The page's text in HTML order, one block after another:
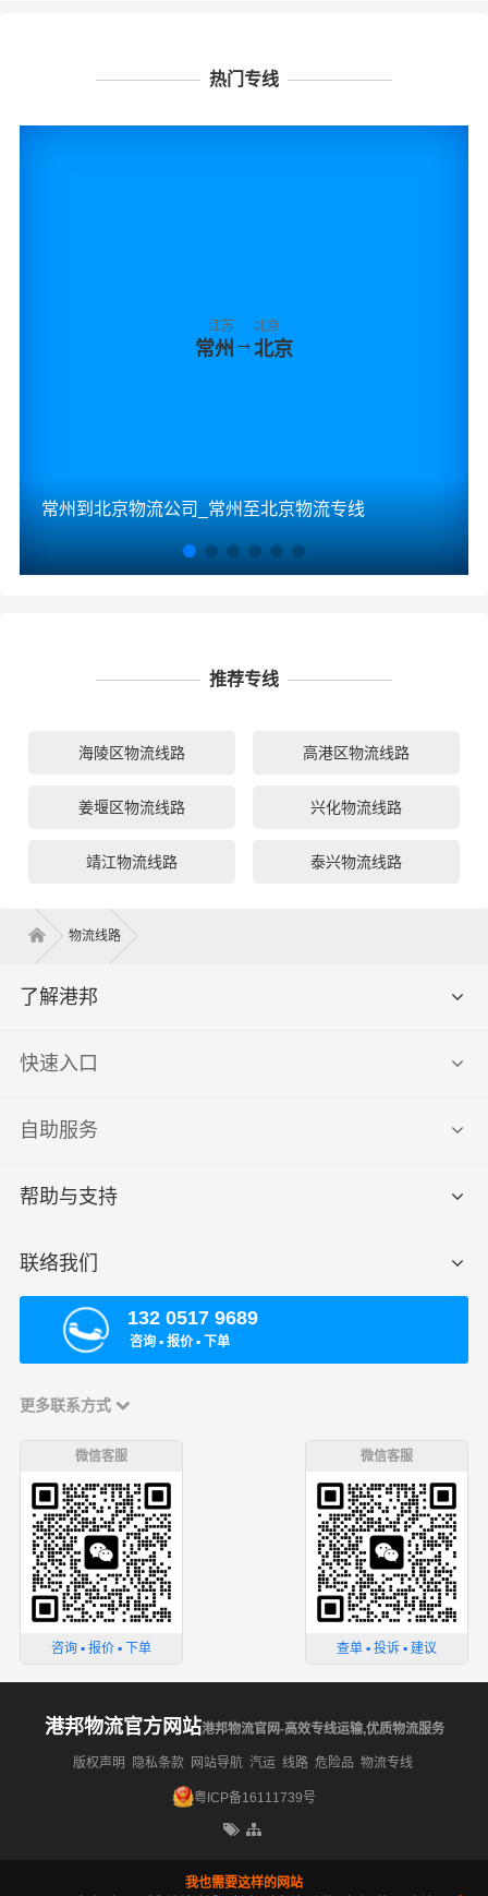
热门专线
江苏
常州 →
北京
北京
常州到北京物流公司_常州至北京物流专线
推荐专线
海陵区物流线路 高港区物流线路
姜堰区物流线路 兴化物流线路
靖江物流线路 泰兴物流线路
物流线路
了解港邦
快速入口
自助服务
帮助与支持
联络我们
132 0517 9689
咨询 ▪ 报价 ▪ 下单
更多联系方式
微信客服
咨询 ▪ 报价 ▪ 下单
微信客服
查单 ▪ 投诉 ▪ 建议
港邦物流官方网站港邦物流官网-高效专线运输,优质物流服务
版权声明 隐私条款 网站导航 汽运 线路 危险品 物流专线
粤ICP备16111739号
我也需要这样的网站